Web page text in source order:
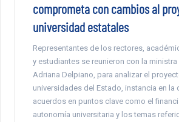
comprometa con cambios al
universidad estatales
Representantes de los rectores,
y estudiantes se reunieron con la
Adriana Delpiano, para analizar el
universidades del Estado, instancia en la
acuerdos en puntos clave como el
autonomía universitaria y los temas